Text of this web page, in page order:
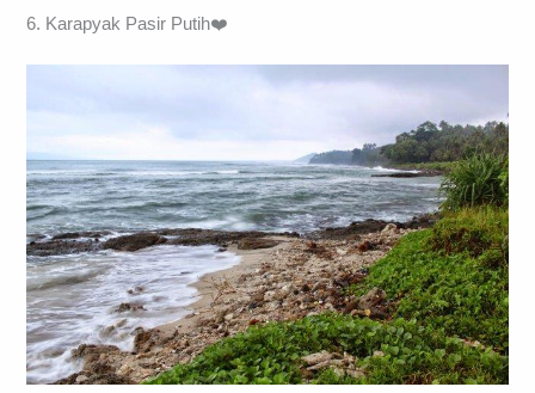
6. Karapyak Pasir Putih❤️